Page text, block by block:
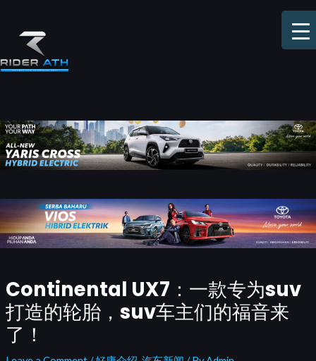
Continental UX7：一款专为suv
打造的轮胎，suv车主们的福音来
了！
navigation